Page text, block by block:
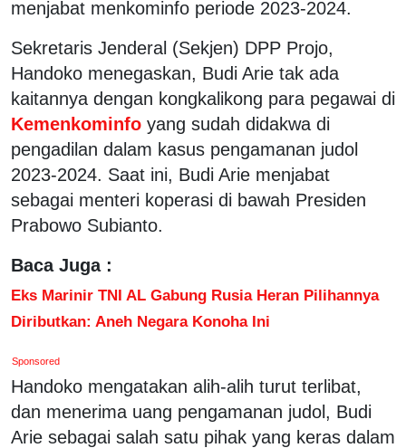
menjabat menkominfo periode 2023-2024.
Sekretaris Jenderal (Sekjen) DPP Projo,
Handoko menegaskan, Budi Arie tak ada
kaitannya dengan kongkalikong para pegawai di
Kemenkominfo yang sudah didakwa di
pengadilan dalam kasus pengamanan judol
2023-2024. Saat ini, Budi Arie menjabat
sebagai menteri koperasi di bawah Presiden
Prabowo Subianto.
Baca Juga :
Eks Marinir TNI AL Gabung Rusia Heran Pilihannya
Diributkan: Aneh Negara Konoha Ini
Sponsored
Handoko mengatakan alih-alih turut terlibat,
dan menerima uang pengamanan judol, Budi
Arie sebagai salah satu pihak yang keras dalam